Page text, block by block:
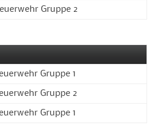
Gruppe 2
Gruppe 1
Gruppe 2
Gruppe 1